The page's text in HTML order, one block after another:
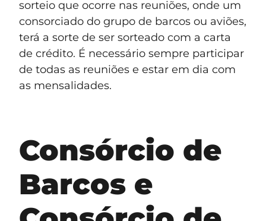
sorteio que ocorre nas reuniões, onde um
consorciado do grupo de barcos ou aviões,
terá a sorte de ser sorteado com a carta
de crédito. É necessário sempre participar
de todas as reuniões e estar em dia com
as mensalidades.
Consórcio de
Barcos e